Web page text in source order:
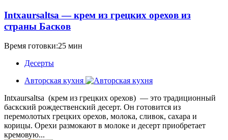
Intxaursaltsa — крем из грецких орехов из
страны Басков
Время готовки:25 мин
Десерты
Авторская кухня
Intxaursaltsa (крем из грецких орехов) — это традиционный
баскский рождественский десерт. Он готовится из
перемолотых грецких орехов, молока, сливок, сахара и
корицы. Орехи размокают в молоке и десерт приобретает
кремовую...